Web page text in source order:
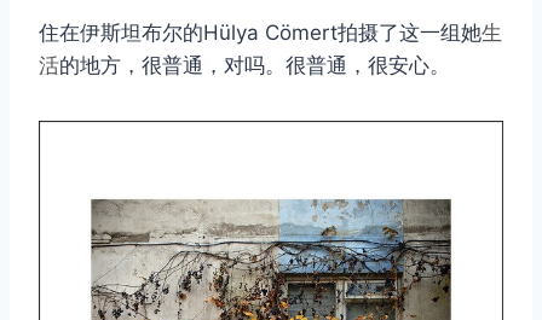
住在伊斯坦布尔的Hülya Cömert拍摄了这一组她生
活的地方，很普通，对吗。很普通，很安心。